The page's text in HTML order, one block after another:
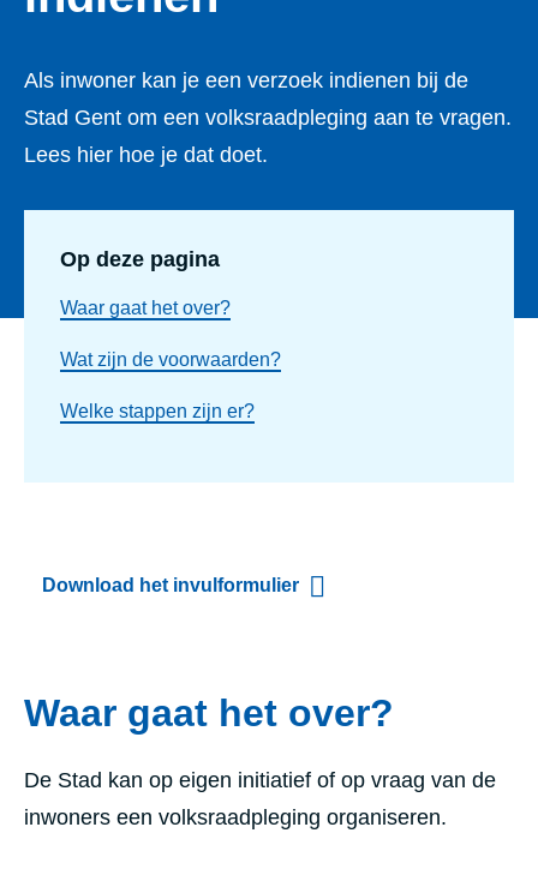
Als inwoner kan je een verzoek indienen bij de
Stad Gent om een volksraadpleging aan te vragen.
Lees hier hoe je dat doet.
Op deze pagina
Waar gaat het over?
Wat zijn de voorwaarden?
Welke stappen zijn er?
Download het invulformulier
Waar gaat het over?
De Stad kan op eigen initiatief of op vraag van de
inwoners een volksraadpleging organiseren.